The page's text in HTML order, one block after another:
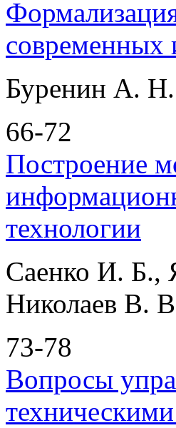
современных
Буренин А. Н.
66-72
Построение
технологии
Саенко И. Б.,
Николаев В.
73-78
Вопросы